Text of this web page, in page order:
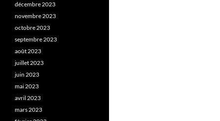
décembre 2023
novembre 2023
octobre 2023
septembre 2023
août 2023
juillet 2023
juin 2023
mai 2023
avril 2023
mars 2023